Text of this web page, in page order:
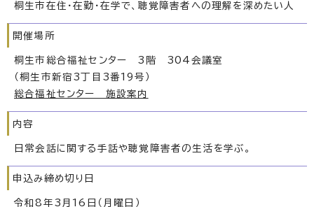
桐生市在住・在勤・在学で、聴覚障害者への理解を深めたい人
開催場所
桐生市総合福祉センター 3階 304会議室
（桐生市新宿3丁目3番19号）
総合福祉センター 施設案内
内容
日常会話に関する手話や聴覚障害者の生活を学ぶ。
申込み締め切り日
令和8年3月16日（月曜日）